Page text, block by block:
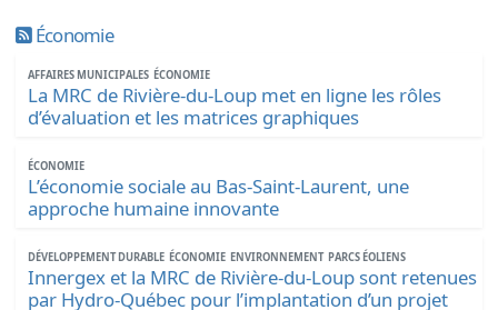
Économie
AFFAIRES MUNICIPALES ÉCONOMIE
La MRC de Rivière-du-Loup met en ligne les rôles
d’évaluation et les matrices graphiques
ÉCONOMIE
L’économie sociale au Bas-Saint-Laurent, une
approche humaine innovante
DÉVELOPPEMENT DURABLE ÉCONOMIE ENVIRONNEMENT PARCS ÉOLIENS
Innergex et la MRC de Rivière-du-Loup sont retenues
par Hydro-Québec pour l’implantation d’un projet